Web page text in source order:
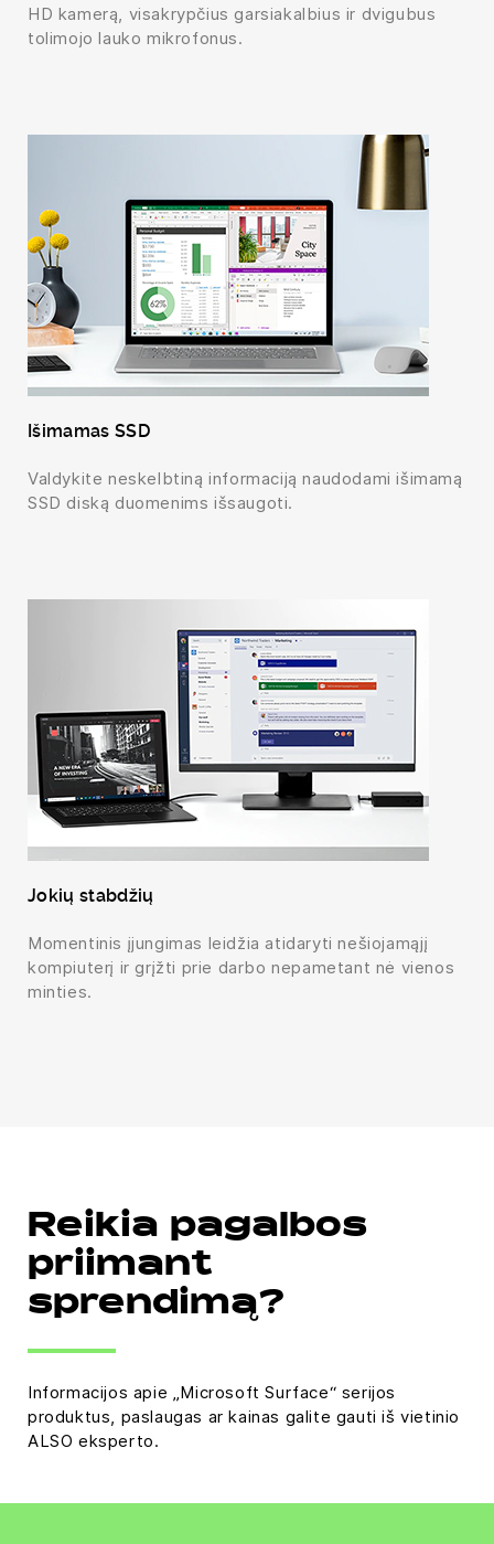
HD kamerą, visakrypčius garsiakalbius ir dvigubus
tolimojo lauko mikrofonus.
Išimamas SSD
Valdykite neskelbtiną informaciją naudodami išimamą
SSD diską duomenims išsaugoti.
Jokių stabdžių
Momentinis įjungimas leidžia atidaryti nešiojamąjį
kompiuterį ir grįžti prie darbo nepametant nė vienos
minties.
Reikia pagalbos
priimant
sprendimą?
Informacijos apie „Microsoft Surface“ serijos
produktus, paslaugas ar kainas galite gauti iš vietinio
ALSO eksperto.